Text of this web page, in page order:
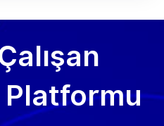
Platformu